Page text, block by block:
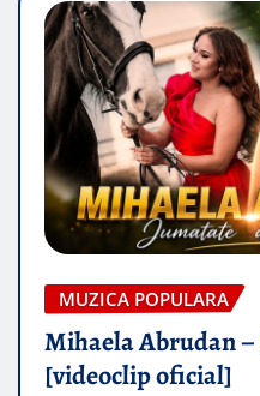
MUZICA POPULARA
Mihaela Abrudan
[videoclip oficial]